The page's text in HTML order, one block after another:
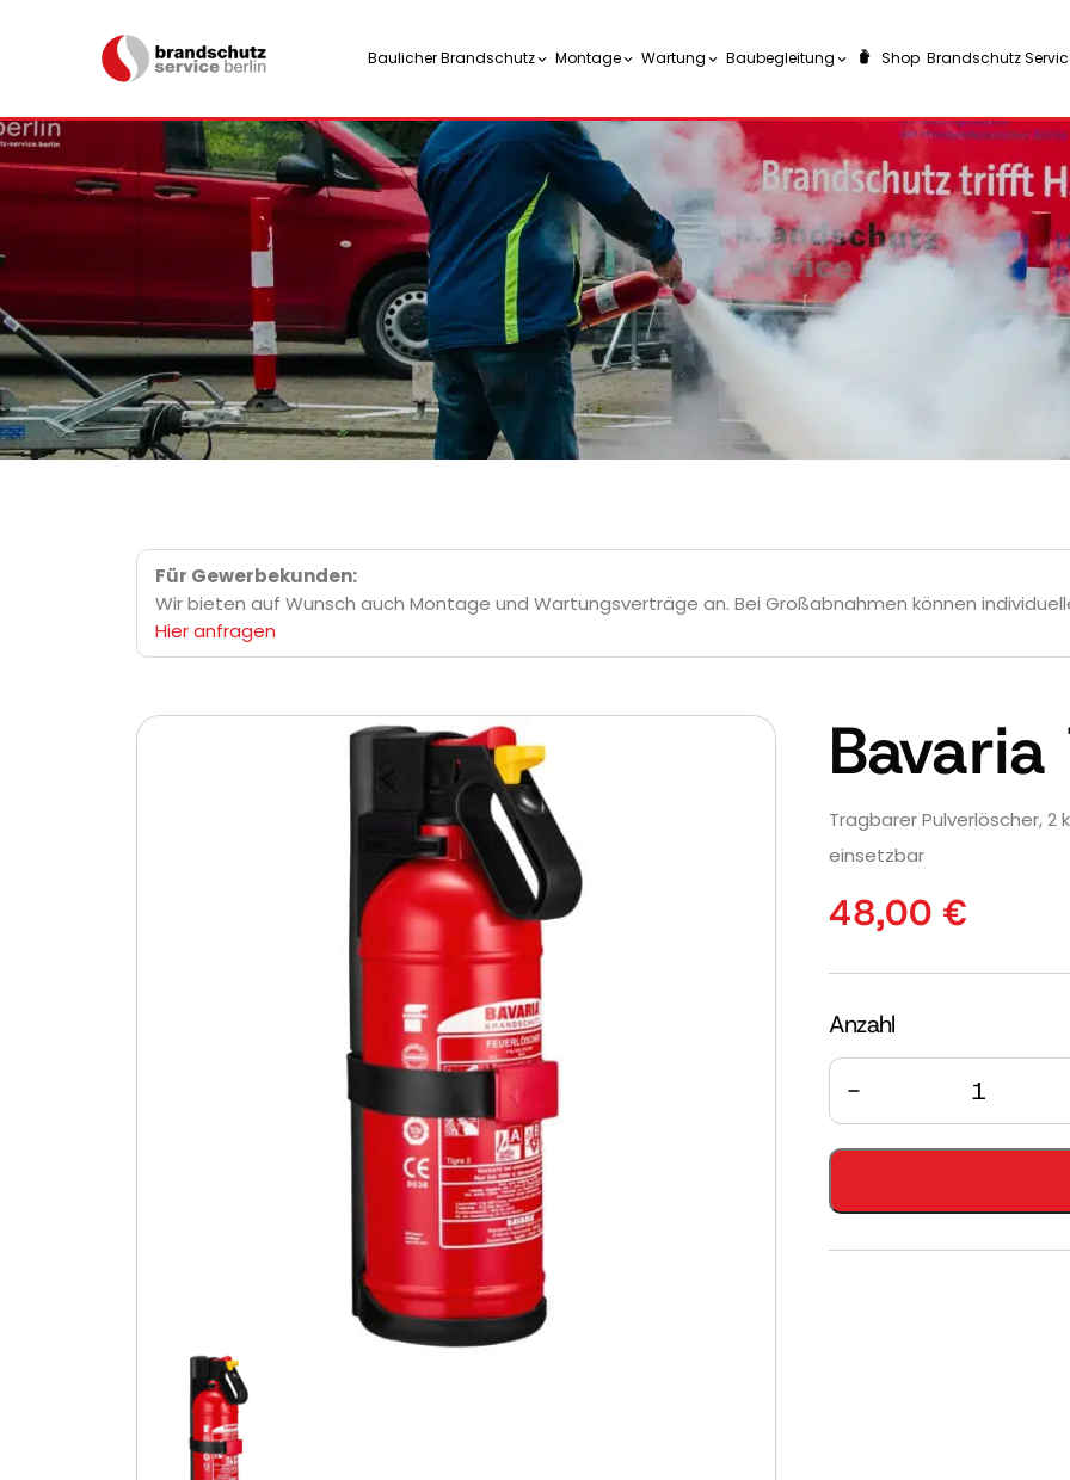
Baulicher Brandschutz Montage Wartung Baubegleitung Shop Brandschutz
Für Gewerbekunden:
Wir bieten auf Wunsch auch Montage und Wartungsverträge an. Bei Großabnahmen können
Hier anfragen
Tragbarer Pulverlöscher,
einsetzbar
48,00€
Anzahl
Anzahl